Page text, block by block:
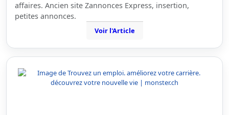
affaires. Ancien site Zannonces Express, insertion,
petites annonces.
Voir l'Article